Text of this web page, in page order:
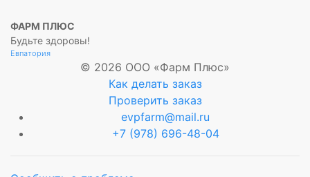
ФАРМ ПЛЮС
Будьте здоровы!
Евпатория
© 2026 ООО «Фарм Плюс»
Как делать заказ
Проверить заказ
evpfarm@mail.ru
+7 (978) 696-48-04